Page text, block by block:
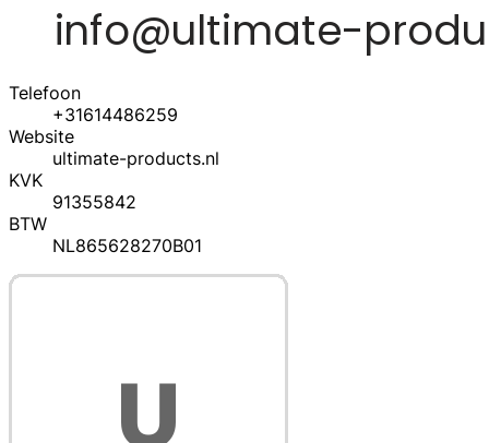
Telefoon
+31614486259
Website
ultimate-products.nl
KVK
91355842
BTW
NL865628270B01